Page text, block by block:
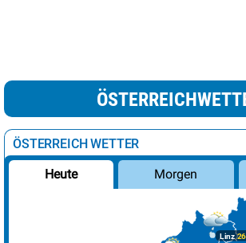
ÖSTERREICH WETTER
Heute Morgen
Linz